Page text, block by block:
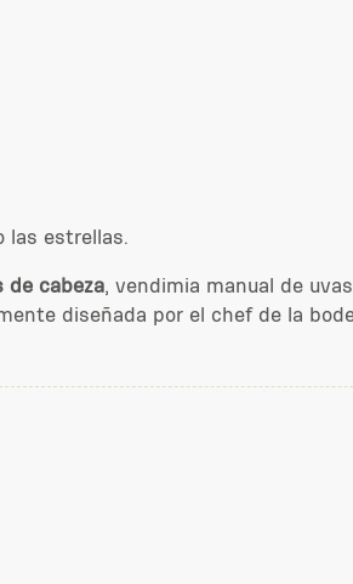
las estrellas.
de cabeza, vendimia manual de
diseñada por el chef de la